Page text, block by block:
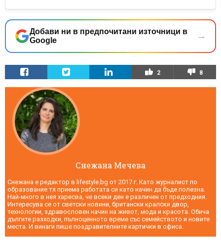
Добави ни в предпочитани източници в
Google
→
2 8
Снежана Мечева
Снежана е редактор в lifestyle.bg от 2017 г. Като журналист по
образование тя приема работата си като начин да бъде полезна.
Най-много в нея харесва, че всеки ден е различен от предходния.
Интересува се от светски новини, британски кралски двор,
технологии, здравословен начин на живот, мода и красота. Обича
дългите разходки, пълноценното време със семейството и новите
места. И винаги пише поздравителните картички в офиса.